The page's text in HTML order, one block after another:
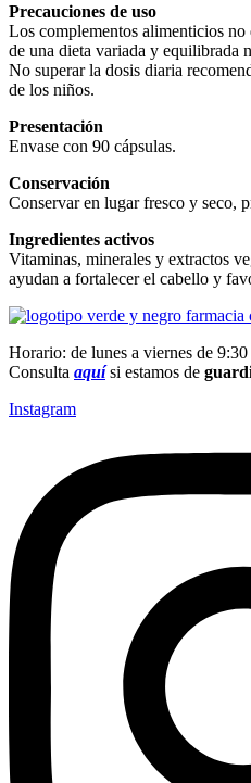
Precauciones de uso
Los complementos alimenticios
de una dieta variada y equilibrada
No superar la dosis diaria
de los niños.
Presentación
Envase con 90 cápsulas.
Conservación
Conservar en lugar fresco y seco,
Ingredientes activos
Vitaminas, minerales y extractos
ayudan a fortalecer el cabello y
Horario: de lunes a viernes de
Consulta aquísi estamos de
Instagram